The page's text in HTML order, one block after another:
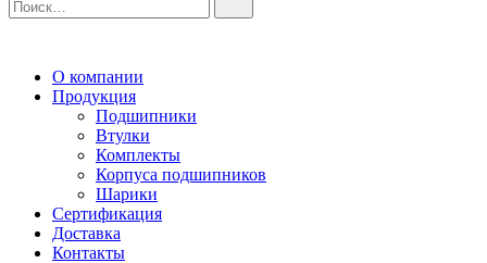
О компании
Продукция
Подшипники
Втулки
Комплекты
Корпуса подшипников
Шарики
Сертификация
Доставка
Контакты